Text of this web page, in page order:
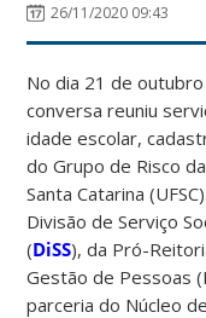
26/11/2020 09:43
No dia 21 de
conversa reuniu
idade escolar,
do Grupo de Risco
Santa Catarina
Divisão de Serviço
(DiSS), da Pró-
Gestão de Pessoas
parceria do Núcleo